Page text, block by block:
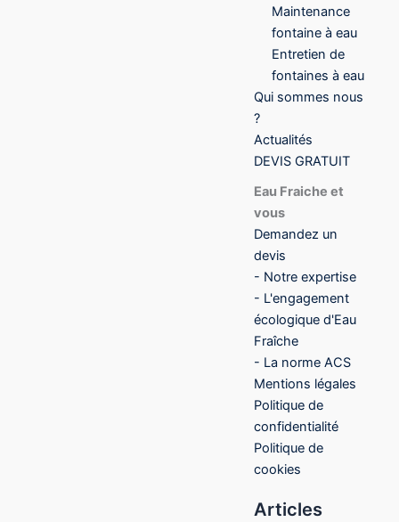
Maintenance
fontaine à eau
Entretien de
fontaines à eau
Qui sommes nous
?
Actualités
DEVIS GRATUIT
Eau Fraiche et
vous
Demandez un
devis
- Notre expertise
- L'engagement
écologique d'Eau
Fraîche
- La norme ACS
Mentions légales
Politique de
confidentialité
Politique de
cookies
Articles